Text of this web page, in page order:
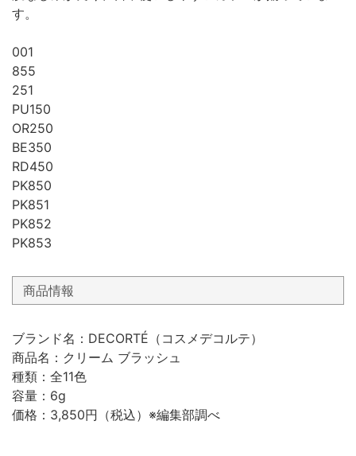
す。
001
855
251
PU150
OR250
BE350
RD450
PK850
PK851
PK852
PK853
商品情報
ブランド名：DECORTÉ（コスメデコルテ）
商品名：クリーム ブラッシュ
種類：全11色
容量：6g
価格：3,850円（税込）※編集部調べ